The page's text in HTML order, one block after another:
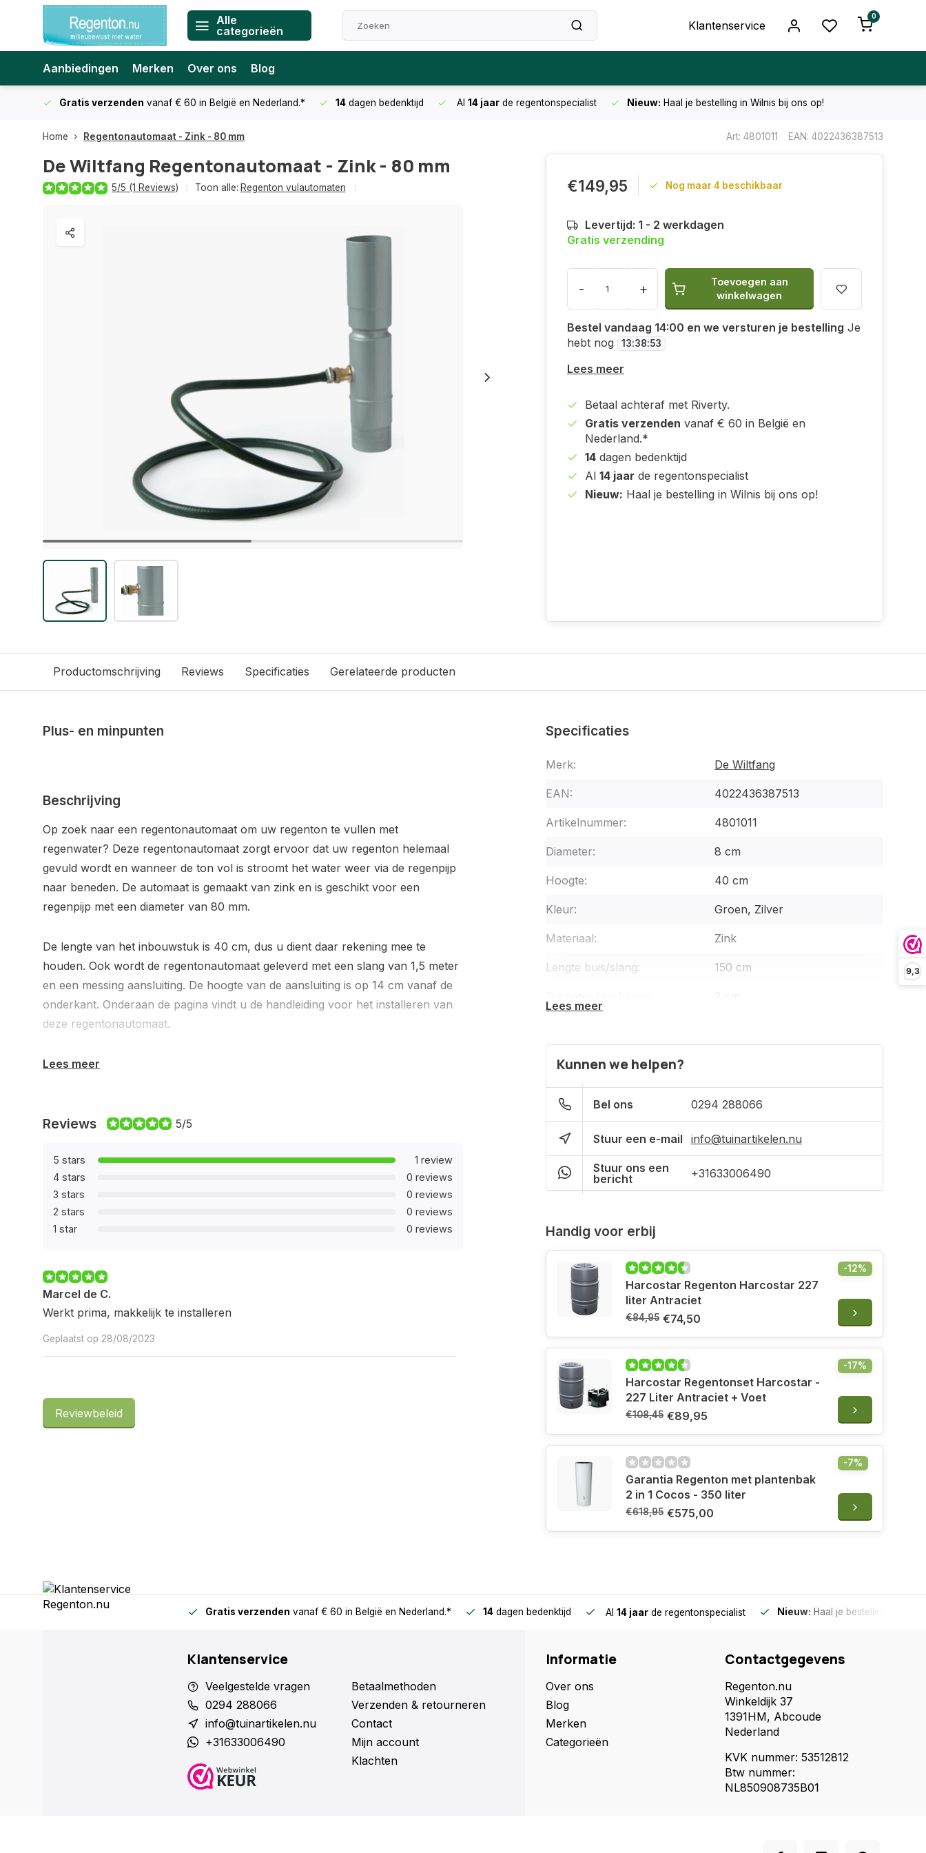
9,3
Alle
categorieën
Klantenservice
0
Aanbiedingen Merken Over ons Blog
Gratis verzenden vanaf € 60 in België en Nederland.* 14 dagen bedenktijd Al 14 jaar de regentonspecialist Nieuw: Haal je bestelling in Wilnis bij ons op!
Home Regentonautomaat - Zink - 80 mm Art: 4801011 EAN: 4022436387513
De Wiltfang Regentonautomaat - Zink - 80 mm
5/5 (1 Reviews) Toon alle: Regenton vulautomaten €149,95 Nog maar 4 beschikbaar
Levertijd: 1 - 2 werkdagen
Gratis verzending
- +
Toevoegen aan
winkelwagen
Bestel vandaag 14:00 en we versturen je bestelling Je
hebt nog
13:38:52
Lees meer
Betaal achteraf met Riverty.
Gratis verzenden vanaf € 60 in België en
Nederland.*
14 dagen bedenktijd
Al 14 jaar de regentonspecialist
Nieuw: Haal je bestelling in Wilnis bij ons op!
Productomschrijving Reviews Specificaties Gerelateerde producten
Plus- en minpunten
Beschrijving
Op zoek naar een regentonautomaat om uw regenton te vullen met
regenwater? Deze regentonautomaat zorgt ervoor dat uw regenton helemaal
gevuld wordt en wanneer de ton vol is stroomt het water weer via de regenpijp
naar beneden. De automaat is gemaakt van zink en is geschikt voor een
regenpijp met een diameter van 80 mm.
De lengte van het inbouwstuk is 40 cm, dus u dient daar rekening mee te
houden. Ook wordt de regentonautomaat geleverd met een slang van 1,5 meter
en een messing aansluiting. De hoogte van de aansluiting is op 14 cm vanaf de
onderkant. Onderaan de pagina vindt u de handleiding voor het installeren van
deze regentonautomaat.
Lees meer
Reviews 5/5
5 stars
1 review
4 stars
0 reviews
3 stars
0 reviews
2 stars
0 reviews
1 star
0 reviews
Marcel de C.
Werkt prima, makkelijk te installeren
Geplaatst op 28/08/2023
Reviewbeleid
Specificaties
Merk: De Wiltfang
EAN: 4022436387513
Artikelnummer: 4801011
Diameter: 8 cm
Hoogte: 40 cm
Kleur: Groen, Zilver
Materiaal: Zink
Lengte buis/slang: 150 cm
Capaciteit:
Bladfilter:
Zomer- winterstand:
Lees meer
Kunnen we helpen?
Bel ons 0294 288066
Stuur een e-mail info@tuinartikelen.nu
Stuur ons een
bericht
+31633006490
Handig voor erbij
Harcostar Regenton Harcostar 227
liter Antraciet
€84,95 €74,50
-12%
Harcostar Regentonset Harcostar -
227 Liter Antraciet + Voet
€108,45 €89,95
-17%
Garantia Regenton met plantenbak
2 in 1 Cocos - 350 liter
€618,95 €575,00
-7%
Gratis verzenden vanaf € 60 in België en Nederland.* 14 dagen bedenktijd Al 14 jaar de regentonspecialist Nieuw: Haal je bestelling in
Klantenservice
Veelgestelde vragen
0294 288066
info@tuinartikelen.nu
+31633006490
Betaalmethoden
Verzenden & retourneren
Contact
Mijn account
Klachten
Informatie
Over ons
Blog
Merken
Categorieën
Contactgegevens
Regenton.nu
Winkeldijk 37
1391HM, Abcoude
Nederland
KVK nummer: 53512812
Btw nummer:
NL850908735B01